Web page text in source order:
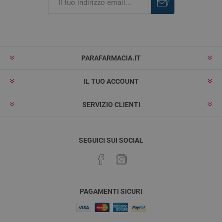
PARAFARMACIA.IT
IL TUO ACCOUNT
SERVIZIO CLIENTI
SEGUICI SUI SOCIAL
PAGAMENTI SICURI